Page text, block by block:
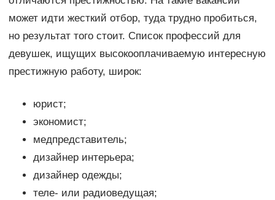
может идти жесткий отбор, туда трудно пробиться,
но результат того стоит. Список профессий для
девушек, ищущих высокооплачиваемую интересную
престижную работу, широк:
юрист;
экономист;
медпредставитель;
дизайнер интерьера;
дизайнер одежды;
теле- или радиоведущая;